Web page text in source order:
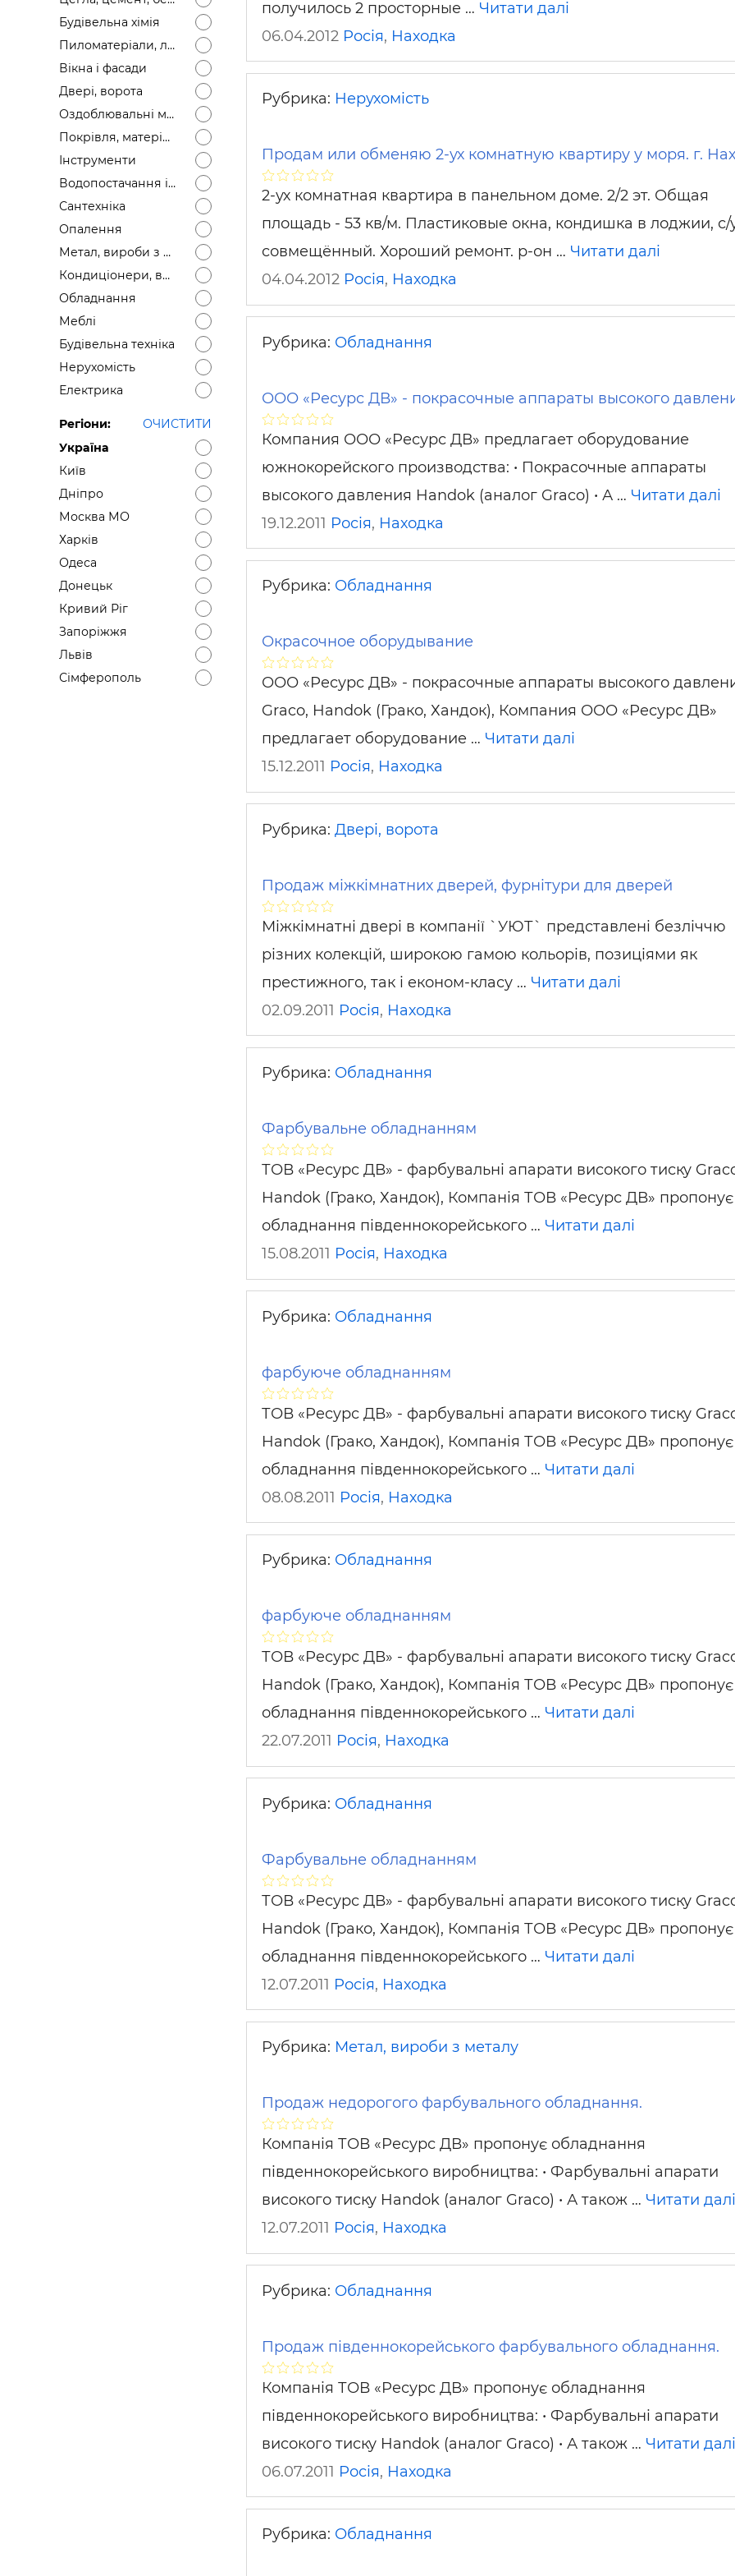
Будівельні і ремонтні послуги
Будівельна хімія
Пиломатеріали, лісоматеріали
Вікна і фасади
Двері, ворота
Оздоблювальні матеріали
Покрівля, матеріали
Інструменти
Водопостачання і каналізація
Сантехніка
Опалення
Метал, вироби з металу
Кондиціонери, вентиляція
Обладнання
Меблі
Будівельна техніка
Нерухомість
Електрика
Регіони:
ОЧИСТИТИ
Україна
Київ
Дніпро
Москва МО
Харків
Одеса
Донецьк
Кривий Ріг
Запоріжжя
Львів
Сімферополь
получилось 2 просторные … Читати далі
06.04.2012 Росія, Находка
Рубрика: Нерухомість
Продам или обменяю 2-ух комнатную квартиру у моря. г.
2-ух комнатная квартира в панельном доме. 2/2 эт. Общая
площадь - 53 кв/м. Пластиковые окна, кондишка в лоджии, с/
совмещённый. Хороший ремонт. р-он … Читати далі
04.04.2012 Росія, Находка
Рубрика: Обладнання
ООО «Ресурс ДВ» - покрасочные аппараты высокого
Компания ООО «Ресурс ДВ» предлагает оборудование
южнокорейского производства: • Покрасочные аппараты
высокого давления Handok (аналог Graco) • А … Читати далі
19.12.2011 Росія, Находка
Рубрика: Обладнання
Окрасочное оборудывание
ООО «Ресурс ДВ» - покрасочные аппараты высокого
Graco, Handok (Грако, Хандок), Компания ООО «Ресурс ДВ»
предлагает оборудование … Читати далі
15.12.2011 Росія, Находка
Рубрика: Двері, ворота
Продаж міжкімнатних дверей, фурнітури для дверей
Міжкімнатні двері в компанії `УЮТ` представлені безліччю
різних колекцій, широкою гамою кольорів, позиціями як
престижного, так і економ-класу … Читати далі
02.09.2011 Росія, Находка
Рубрика: Обладнання
Фарбувальне обладнанням
ТОВ «Ресурс ДВ» - фарбувальні апарати високого тиску
Handok (Грако, Хандок), Компанія ТОВ «Ресурс ДВ» пропонує
обладнання південнокорейського … Читати далі
15.08.2011 Росія, Находка
Рубрика: Обладнання
фарбуюче обладнанням
ТОВ «Ресурс ДВ» - фарбувальні апарати високого тиску
Handok (Грако, Хандок), Компанія ТОВ «Ресурс ДВ» пропонує
обладнання південнокорейського … Читати далі
08.08.2011 Росія, Находка
Рубрика: Обладнання
фарбуюче обладнанням
ТОВ «Ресурс ДВ» - фарбувальні апарати високого тиску
Handok (Грако, Хандок), Компанія ТОВ «Ресурс ДВ» пропонує
обладнання південнокорейського … Читати далі
22.07.2011 Росія, Находка
Рубрика: Обладнання
Фарбувальне обладнанням
ТОВ «Ресурс ДВ» - фарбувальні апарати високого тиску
Handok (Грако, Хандок), Компанія ТОВ «Ресурс ДВ» пропонує
обладнання південнокорейського … Читати далі
12.07.2011 Росія, Находка
Рубрика: Метал, вироби з металу
Продаж недорогого фарбувального обладнання.
Компанія ТОВ «Ресурс ДВ» пропонує обладнання
південнокорейського виробництва: • Фарбувальні апарати
високого тиску Handok (аналог Graco) • А також … Читати далі
12.07.2011 Росія, Находка
Рубрика: Обладнання
Продаж південнокорейського фарбувального обладнання.
Компанія ТОВ «Ресурс ДВ» пропонує обладнання
південнокорейського виробництва: • Фарбувальні апарати
високого тиску Handok (аналог Graco) • А також … Читати далі
06.07.2011 Росія, Находка
Рубрика: Обладнання